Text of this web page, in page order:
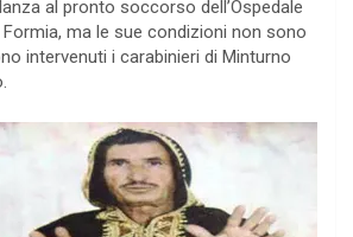
al pronto soccorso dell’Ospedale
Formia, ma le sue condizioni non sono
intervenuti i carabinieri di Minturno